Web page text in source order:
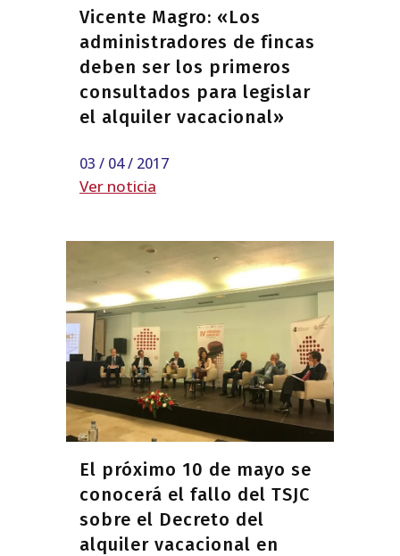
Vicente Magro: «Los
administradores de fincas
deben ser los primeros
consultados para legislar
el alquiler vacacional»
03 / 04 / 2017
Ver noticia
El próximo 10 de mayo se
conocerá el fallo del TSJC
sobre el Decreto del
alquiler vacacional en